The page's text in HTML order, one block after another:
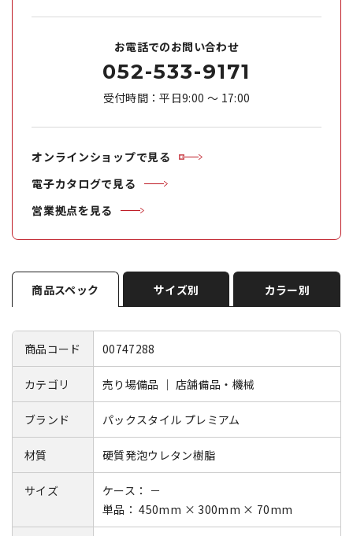
お電話でのお問い合わせ
052-533-9171
受付時間：平日9:00 ～ 17:00
オンラインショップで見る
電子カタログで見る
営業拠点を見る
商品スペック サイズ別 カラー別
商品コード 00747288
カテゴリ 売り場備品 ｜ 店舗備品・機械
ブランド パックスタイル プレミアム
材質 硬質発泡ウレタン樹脂
サイズ
ケース： －
単品： 450mm × 300mm × 70mm